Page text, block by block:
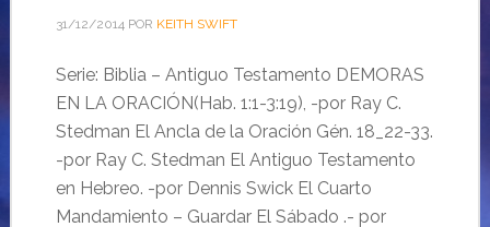
31/12/2014POR KEITH SWIFT
Serie: Biblia – Antiguo Testamento DEMORAS
EN LA ORACIÓN(Hab. 1:1-3:19), -por Ray C.
Stedman El Ancla de la Oración Gén. 18_22-33.
-por Ray C. Stedman El Antiguo Testamento
en Hebreo. -por Dennis Swick El Cuarto
Mandamiento – Guardar El Sábado .- por